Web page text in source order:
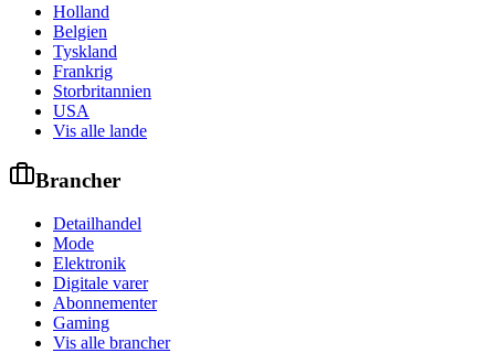
Holland
Belgien
Tyskland
Frankrig
Storbritannien
USA
Vis alle lande
Brancher
Detailhandel
Mode
Elektronik
Digitale varer
Abonnementer
Gaming
Vis alle brancher